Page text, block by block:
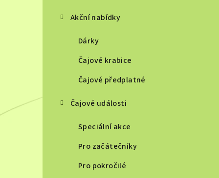
Akční nabídky
Dárky
Čajové krabice
Čajové předplatné
Čajové události
Speciální akce
Pro začátečníky
Pro pokročilé